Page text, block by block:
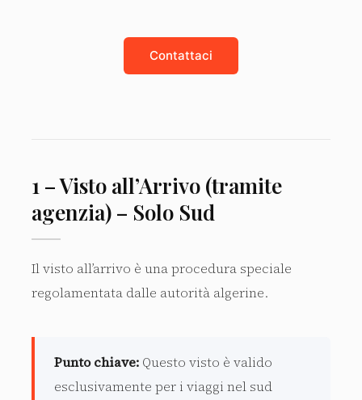
Contattaci
1 – Visto all’Arrivo (tramite
agenzia) – Solo Sud
Il visto all’arrivo è una procedura speciale
regolamentata dalle autorità algerine.
Punto chiave: Questo visto è valido
esclusivamente per i viaggi nel sud